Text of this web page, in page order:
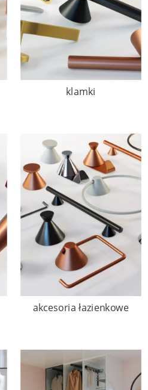
klamki
akcesoria łazienkowe